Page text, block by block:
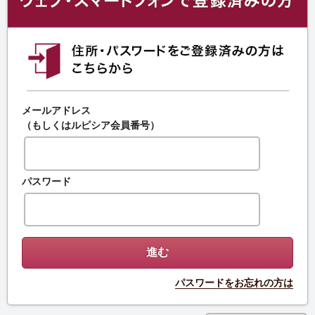
メールアドレス
（もしくはルピシア会員番号）
パスワード
パスワードをお忘れの方は